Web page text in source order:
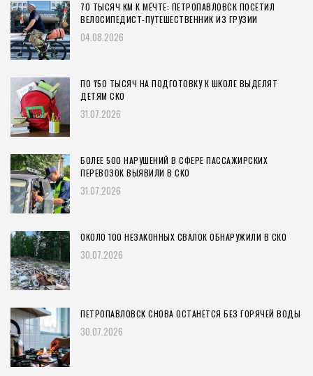
70 ТЫСЯЧ КМ К МЕЧТЕ: ПЕТРОПАВЛОВСК ПОСЕТИЛ
ВЕЛОСИПЕДИСТ-ПУТЕШЕСТВЕННИК ИЗ ГРУЗИИ
04.08.2026
ПО ₸50 ТЫСЯЧ НА ПОДГОТОВКУ К ШКОЛЕ ВЫДЕЛЯТ
ДЕТЯМ СКО
31.07.2026
БОЛЕЕ 500 НАРУШЕНИЙ В СФЕРЕ ПАССАЖИРСКИХ
ПЕРЕВОЗОК ВЫЯВИЛИ В СКО
31.07.2026
ОКОЛО 100 НЕЗАКОННЫХ СВАЛОК ОБНАРУЖИЛИ В СКО
30.07.2026
ПЕТРОПАВЛОВСК СНОВА ОСТАНЕТСЯ БЕЗ ГОРЯЧЕЙ ВОДЫ
30.07.2026